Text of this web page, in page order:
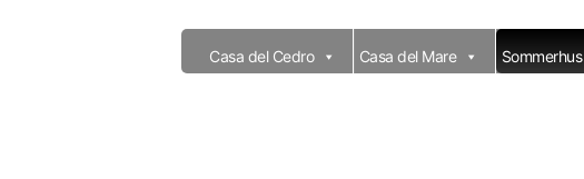
Casa del Cedro Casa del Mare Sommerhus